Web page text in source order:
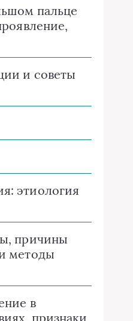
пальце
и советы
этиология
причины
методы
в
признаки